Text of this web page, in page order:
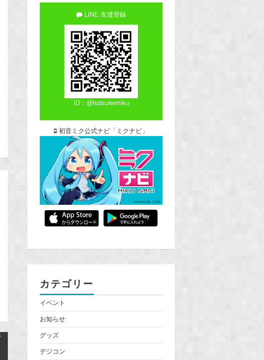
LINE 友達登録
ID：@hatsunemiku
初音ミク公式ナビ「ミクナビ」
カテゴリー
イベント
お知らせ
グッズ
デジコン